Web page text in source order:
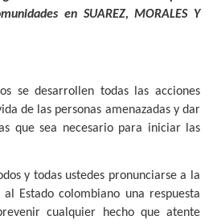
en SUAREZ, MORALES Y
se desarrollen todas las acciones
de las personas amenazadas y dar
que sea necesario para iniciar las
y todas ustedes pronunciarse a la
Estado colombiano una respuesta
cualquier hecho que atente